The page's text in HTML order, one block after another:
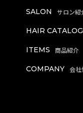
SALON
HAIR CATALOG
ITEMS
COMPANY